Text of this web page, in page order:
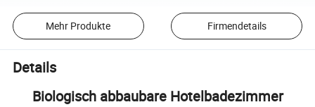
Mehr Produkte Firmendetails
Details
Biologisch abbaubare Hotelbadezimmer